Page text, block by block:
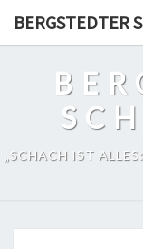
BERGSTEDTER
„SCHACH IST